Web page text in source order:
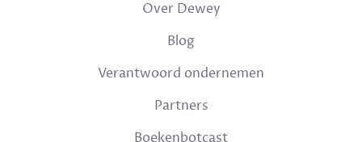
Over Dewey
Blog
Verantwoord ondernemen
Partners
Boekenbotcast